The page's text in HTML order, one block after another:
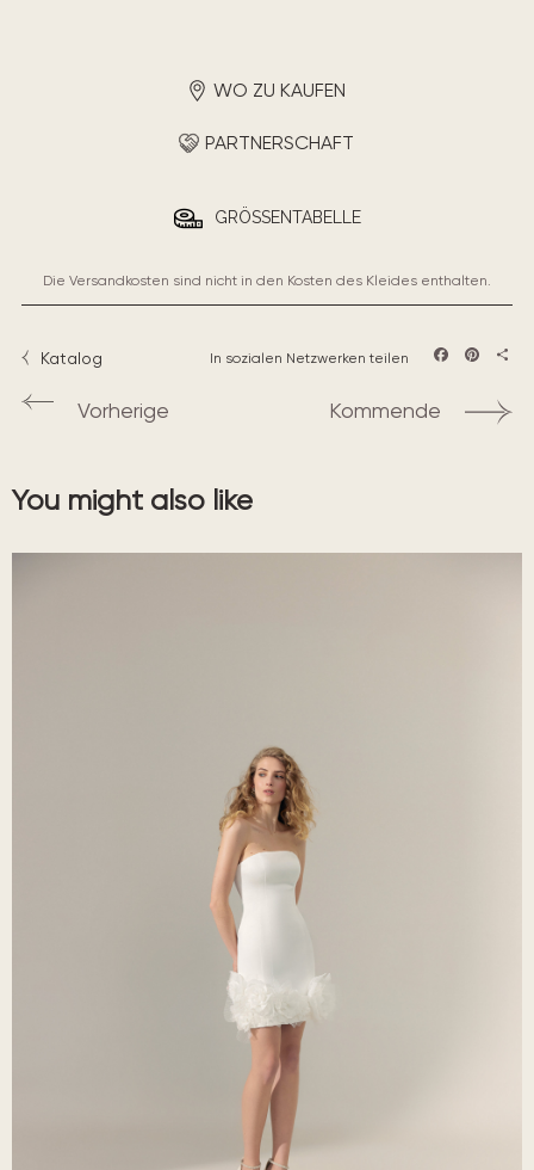
WO ZU KAUFEN
PARTNERSCHAFT
GRÖSSENTABELLE
Die Versandkosten sind nicht in den Kosten des Kleides enthalten.
Katalog In sozialen Netzwerken teilen
Vorherige Kommende
You might also like